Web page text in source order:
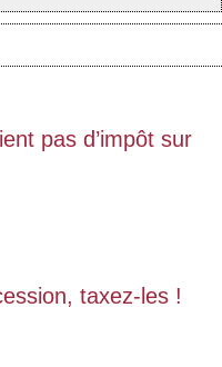
pas d’impôt sur
taxez-les !